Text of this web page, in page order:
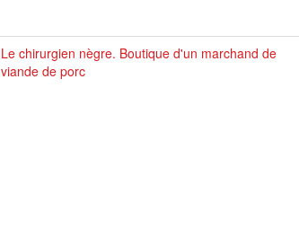
Le chirurgien nègre. Boutique d'un marchand de
viande de porc